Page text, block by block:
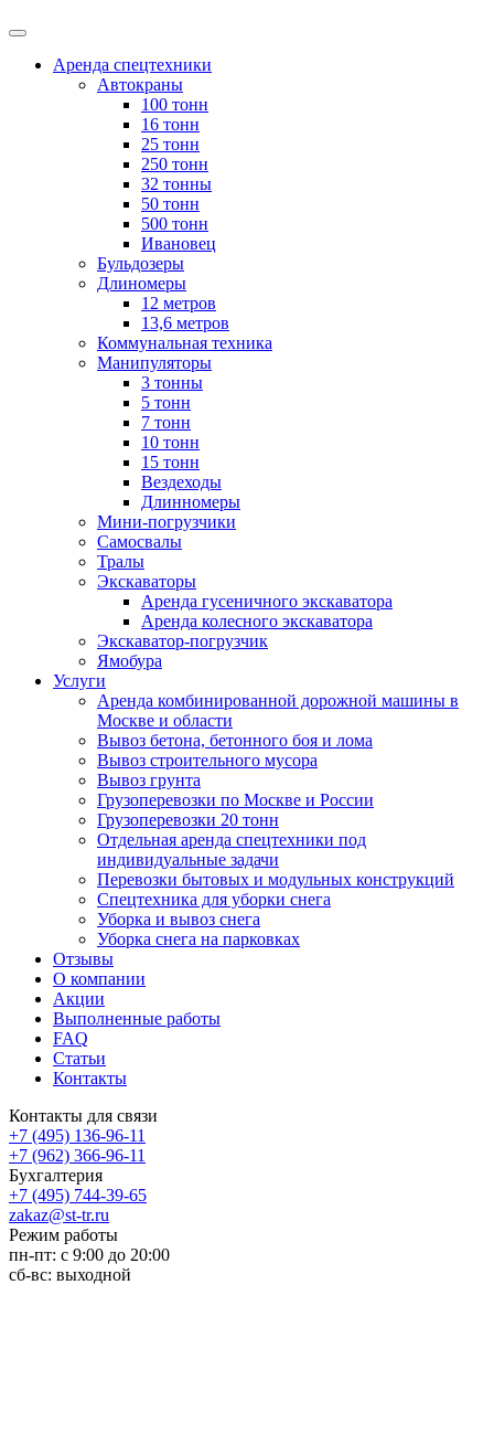
Аренда спецтехники
Автокраны
100 тонн
16 тонн
25 тонн
250 тонн
32 тонны
50 тонн
500 тонн
Ивановец
Бульдозеры
Длиномеры
12 метров
13,6 метров
Коммунальная техника
Манипуляторы
3 тонны
5 тонн
7 тонн
10 тонн
15 тонн
Вездеходы
Длинномеры
Мини-погрузчики
Самосвалы
Тралы
Экскаваторы
Аренда гусеничного экскаватора
Аренда колесного экскаватора
Экскаватор-погрузчик
Ямобура
Услуги
Аренда комбинированной дорожной машины в
Москве и области
Вывоз бетона, бетонного боя и лома
Вывоз строительного мусора
Вывоз грунта
Грузоперевозки по Москве и России
Грузоперевозки 20 тонн
Отдельная аренда спецтехники под
индивидуальные задачи
Перевозки бытовых и модульных конструкций
Спецтехника для уборки снега
Уборка и вывоз снега
Уборка снега на парковках
Отзывы
О компании
Акции
Выполненные работы
FAQ
Статьи
Контакты
Контакты для связи
+7 (495) 136-96-11
+7 (962) 366-96-11
Бухгалтерия
+7 (495) 744-39-65
zakaz@st-tr.ru
Режим работы
пн-пт: с 9:00 до 20:00
сб-вс: выходной